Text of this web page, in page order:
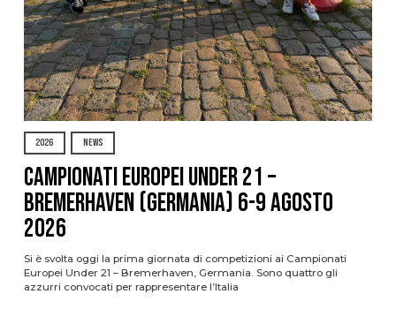
2026 NEWS
Campionati Europei Under 21 –
Bremerhaven (Germania) 6-9 agosto
2026
Si è svolta oggi la prima giornata di competizioni ai Campionati
Europei Under 21 – Bremerhaven, Germania. Sono quattro gli
azzurri convocati per rappresentare l’Italia